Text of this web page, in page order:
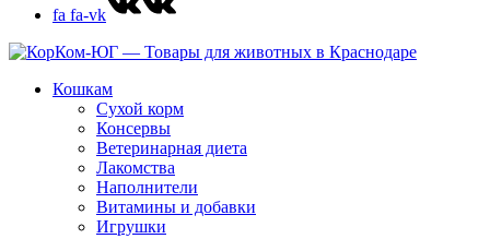
fa fa-vk
Кошкам
Сухой корм
Консервы
Ветеринарная диета
Лакомства
Наполнители
Витамины и добавки
Игрушки